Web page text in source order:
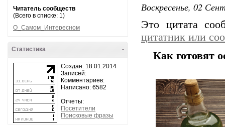
Читатель сообществ
(Всего в списке: 1)
О_Самом_Интересном
-
Статистика
Создан: 18.01.2014
Записей:
Комментариев:
Написано: 6582
Отчеты:
Посетители
Поисковые фразы
Воскресенье, 02
Это цитата
цитатник или
Как готовят